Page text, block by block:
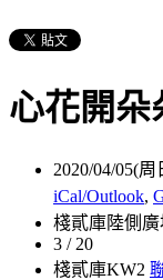
心花開
2020/04/05(周
iCal/Outlook,
棧貳庫陸側
3 / 20
棧貳庫KW2